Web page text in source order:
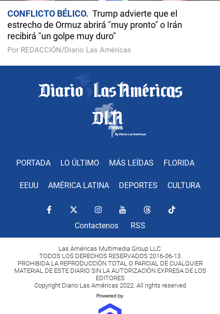
CONFLICTO BÉLICO
Trump advierte que el
estrecho de Ormuz abrirá "muy pronto" o Irán
recibirá "un golpe muy duro"
Por REDACCIÓN/Diario Las Américas
PORTADA LO ÚLTIMO MÁS LEÍDAS FLORIDA
EEUU AMÉRICA LATINA DEPORTES CULTURA
Contactenos RSS
Las Américas Multimedia Group LLC.
TODOS LOS DERECHOS RESERVADOS 2016-06-13
PROHIBIDA LA REPRODUCCIÓN TOTAL O PARCIAL DE CUALQUIER
MATERIAL DE ESTE DIARIO SIN LA AUTORIZACIÓN EXPRESA DE LOS
EDITORES
Copyright Diario Las Américas 2022. All rights reserved